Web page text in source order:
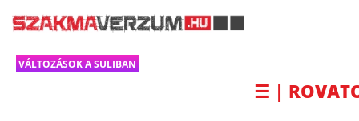
VÁLTOZÁSOK A SULIBAN
☰ |